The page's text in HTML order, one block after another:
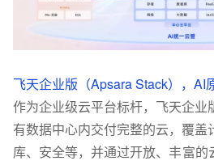
飞天企业版（Apsara Stack）， AI
作为企业级云平台标杆，飞天企业
有数据中心内交付完整的云，覆
库、安全等，并通过开放、丰富